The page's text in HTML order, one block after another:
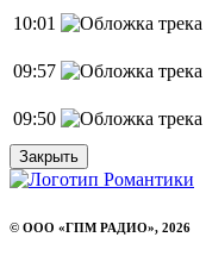
10:01
09:57
09:50
Закрыть
© ООО «ГПМ РАДИО», 2026